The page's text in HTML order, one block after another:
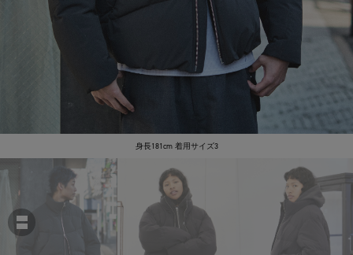
身長181cm 着用サイズ3